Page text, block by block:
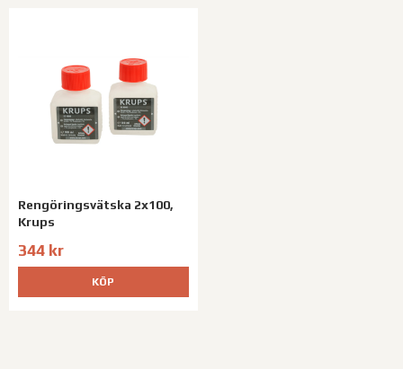
Rengöringsvätska 2x100,
Krups
344 kr
KÖP